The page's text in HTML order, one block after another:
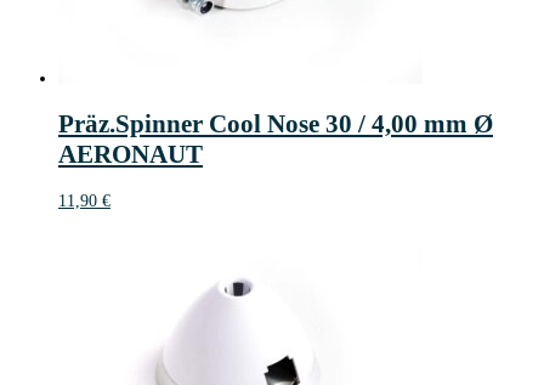
Präz.Spinner Cool Nose 30 / 4,00 mm Ø
AERONAUT
11,90 €